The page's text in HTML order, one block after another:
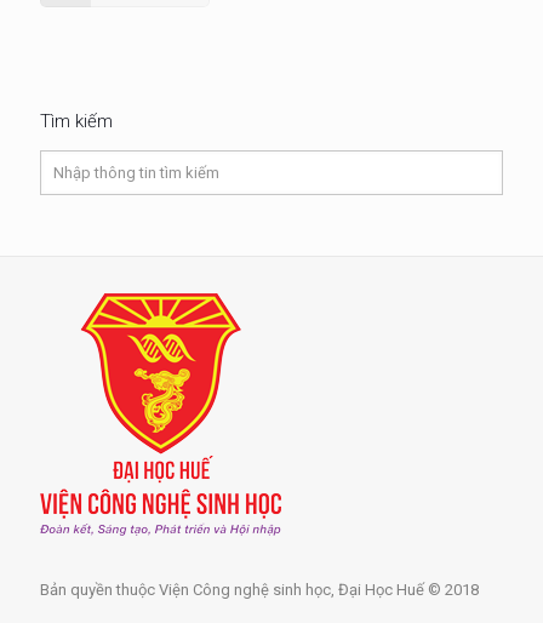
Tìm kiếm
Bản quyền thuộc Viện Công nghệ sinh học, Đại Học Huế © 2018